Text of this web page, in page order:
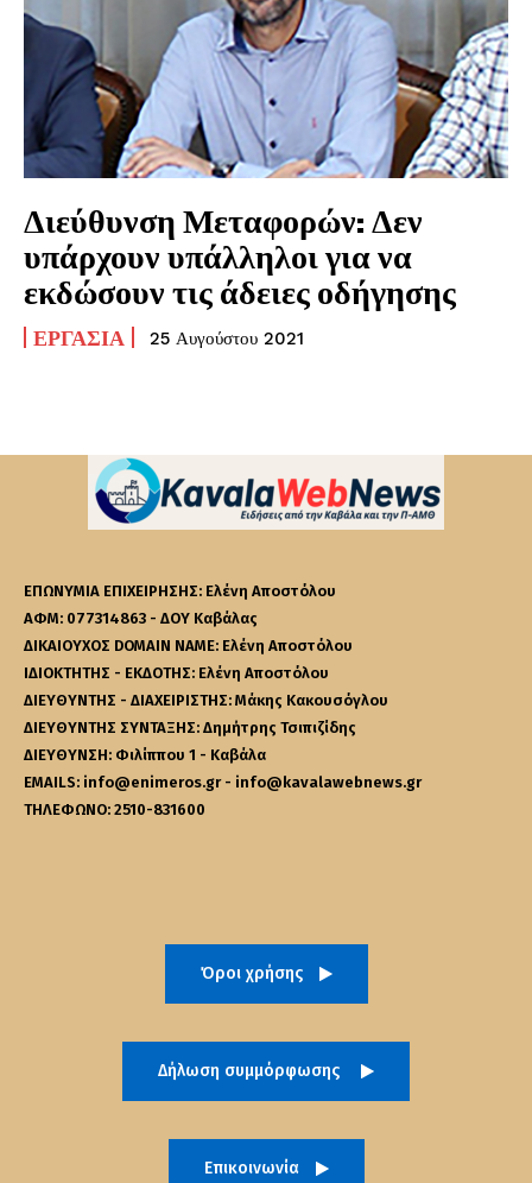
Διεύθυνση Μεταφορών: Δεν
υπάρχουν υπάλληλοι για να
εκδώσουν τις άδειες οδήγησης
ΕΡΓΑΣΊΑ 25 Αυγούστου 2021
ΕΠΩΝΥΜΙΑ ΕΠΙΧΕΙΡΗΣΗΣ: Ελένη Αποστόλου
ΑΦΜ: 077314863 - ΔΟΥ Καβάλας
ΔΙΚΑΙΟΥΧΟΣ DOMAIN NAME: Ελένη Αποστόλου
ΙΔΙΟΚΤΗΤΗΣ - ΕΚΔΟΤΗΣ: Ελένη Αποστόλου
ΔΙΕΥΘΥΝΤΗΣ - ΔΙΑΧΕΙΡΙΣΤΗΣ: Μάκης Κακουσόγλου
ΔΙΕΥΘΥΝΤΗΣ ΣΥΝΤΑΞΗΣ: Δημήτρης Τσιπιζίδης
ΔΙΕΥΘΥΝΣΗ: Φιλίππου 1 - Καβάλα
EMAILS: info@enimeros.gr - info@kavalawebnews.gr
ΤΗΛΕΦΩΝΟ: 2510-831600
Όροι χρήσης
Δήλωση συμμόρφωσης
Επικοινωνία